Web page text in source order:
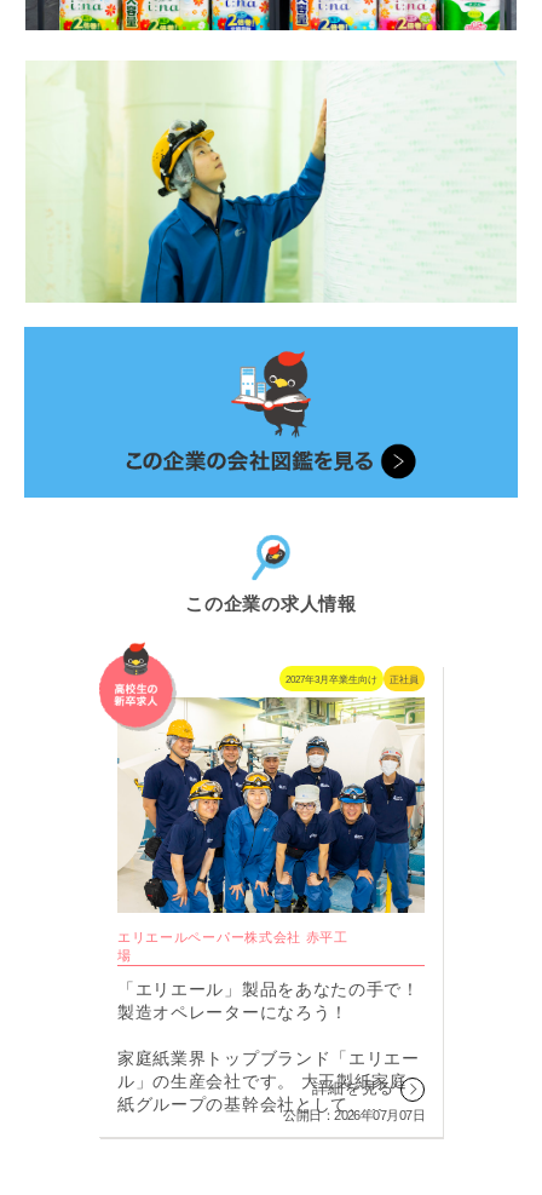
この企業の求人情報
2027年3月卒業生向け 正社員
エリエールペーパー株式会社 赤平工
場
「エリエール」製品をあなたの手で！
製造オペレーターになろう！
家庭紙業界トップブランド「エリエー
ル」の生産会社です。 大王製紙家庭
紙グループの基幹会社として、...
詳細を見る
公開日：2026年07月07日